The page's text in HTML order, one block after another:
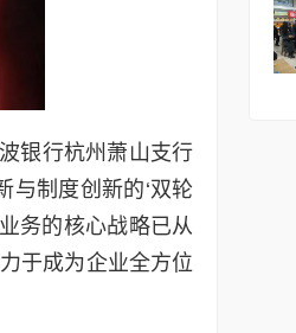
银行杭州萧山支行
与制度创新的‘双轮
务的核心战略已从
于成为企业全方位